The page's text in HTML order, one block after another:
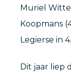
Muriel
Koopmans
Legierse in
Dit jaar liep